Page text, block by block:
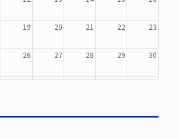
19 20 21 22 23
26 27 28 29 30
2 3 4 5 6